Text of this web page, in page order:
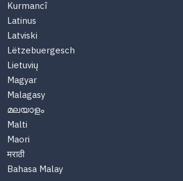
Kurmancî
Latinus
Latviski
Lëtzebuergesch
Lietuvių
Magyar
Malagasy
മലയാളം
Malti
Maori
मराठी
Bahasa Malay